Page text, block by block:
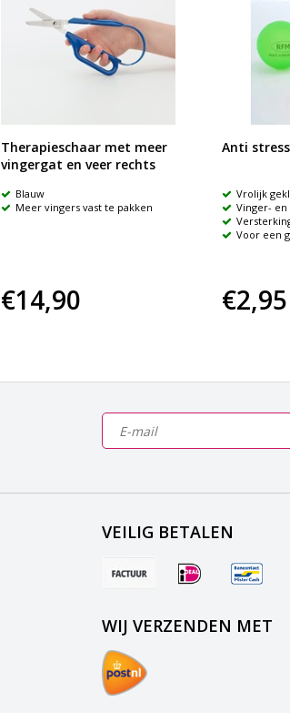
Therapieschaar met meer
vingergat en veer rechts
Blauw
Meer vingers vast te pakken
€14,90
Anti
Vrolijk
Vinger-
Voor een
€2,95
VEILIG BETALEN
WIJ VERZENDEN MET